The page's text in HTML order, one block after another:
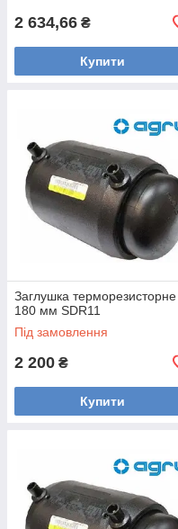
2 634,66 ₴
Купити
Заглушка терморезисторне
180 мм SDR11
Під замовлення
2 200 ₴
Купити